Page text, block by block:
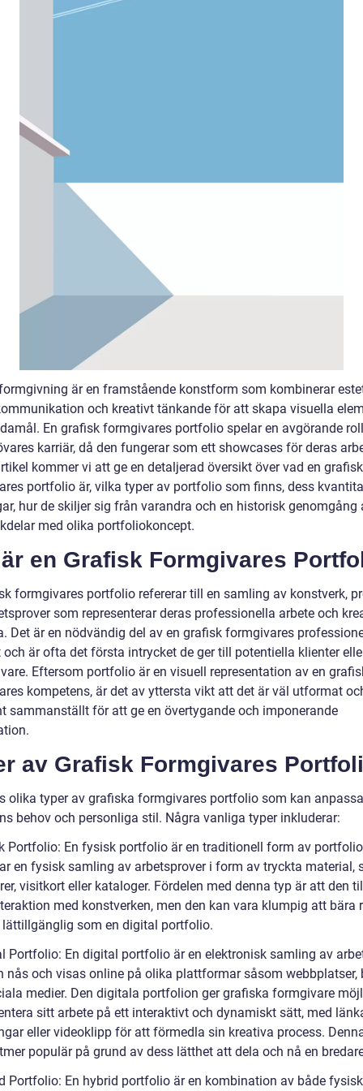
är en framstående konstform som kombinerar
och kreativt tänkande för att skapa visuella
En grafisk formgivares portfolio spelar en avgörande
karriär, då den fungerar som ett showcases för deras
kommer vi att ge en detaljerad översikt över vad en grafisk
portfolio är, vilka typer av portfolio som finns, dess
hur de skiljer sig från varandra och en historisk genomgång
med olika portfoliokoncept.
en Grafisk Formgivares
formgivares portfolio refererar till en samling av konstverk,
som representerar deras professionella arbete och
Det är en nödvändig del av en grafisk formgivares
och är ofta det första intrycket de ger till potentiella klienter
Eftersom portfolio är en visuell representation av en
kompetens, är det av yttersta vikt att det är väl utformat
sammanställt för att ge en övertygande och imponerande
av Grafisk Formgivares
olika typer av grafiska formgivares portfolio som kan
behov och personliga stil. Några vanliga typer inkluderar:
Portfolio: En fysisk portfolio är en traditionell form av
en fysisk samling av arbetsprover i form av tryckta material,
visitkort eller kataloger. Fördelen med denna typ är att den
med konstverken, men den kan vara klumpig att bära
som en digital portfolio.
Portfolio: En digital portfolio är en elektronisk samling av
nås och visas online på olika plattformar såsom webbplatser,
medier. Den digitala portfolion ger grafiska formgivare
sitt arbete på ett interaktivt och dynamiskt sätt, med
eller videoklipp för att förmedla sin kreativa process.
populär på grund av dess lätthet att dela och nå en
Portfolio: En hybrid portfolio är en kombination av både